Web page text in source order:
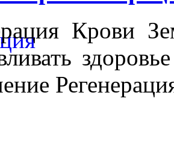
Крови